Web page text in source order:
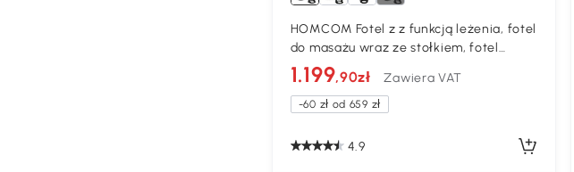
HOMCOM Fotel z z funkcją leżenia, fotel
do masażu wraz ze stołkiem, fotel
telewizyjny
1.199,90zł Zawiera VAT
-60 zł od 659 zł
4.9